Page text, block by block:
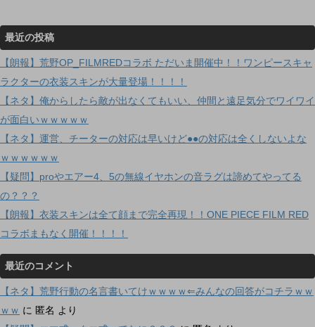
最近の投稿
【朗報】荒野OP_FILMREDコラボ ただいま開催中！！ワンピースキャ
ラクターの衣装スキンが大量登場！！！！
【ネタ】俺からしたら敵が出なくてもいい、仲間と遠足気分でワイワイ
が面白いｗｗｗｗｗ
【ネタ】運営、チーターの対応は早いけど●●の対応は全くしないよな
ｗｗｗｗｗｗ
【疑問】proやエアー4、5の無線イヤホンの音ラグは諦めてやってる
の？？？
【朗報】衣装スキンは全て顔まで完全再現！！ONE PIECE FILM RED
コラボまもなく開催！！！！
最近のコメント
【ネタ】荒野行動の名言書いてけｗｗｗｗ⇐みんなの回答がコチラｗｗ
ｗｗ に 匿名 より